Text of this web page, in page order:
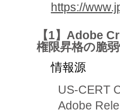
https://
【1】Adobe
権限昇格の脆
情報源
US-CERT
Adobe